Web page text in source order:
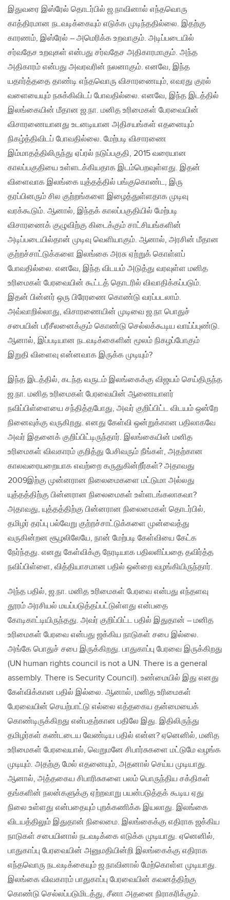
இதுவரை இஸ்ரேல் தொடர்பில் ஜ.நாவினால் எந்தவொரு
காத்திரமான நடவடிக்கையும் எடுக்க முடிந்ததில்லை. இதற்கு
காரணம், இஸ்ரேல் – அமெரிக்க உறவாகும். அடிப்படையில்
சர்வதேச உறவுகள் என்பது சர்வதேச அதிகாரமாகும். அந்த
அதிகாரம் என்பது அவரவரின் நலனாகும். எனவே, இந்த
யதார்த்ததை தாண்டி எந்தவொரு விசாரணையும், எவரது குரல்
வளையையும் நசுக்கிவிடப் போவதில்லை. எனவே, இந்த இடத்தில்
இலங்கையின் மீதான ஜ.நா. மனித உரிமைகள் பேரவையின்
விசாரணையானது ​உடனடியான அதிசயங்கள் எதனையும்
நிகழ்த்திவிடப் போவதில்லை. மேற்படி விசாரணை
இம்மாதத்திலிருந்து ஏப்ரல் நடுப்பகுதி, 2015 வரையான
காலப்பகுதியை உள்ளடக்கியதாக இடம்பெறவுள்ளது. இதன்
விளைவாக இலங்கை யுத்தத்தில் பங்குகொண்ட, இரு
தரப்பினரும் சில குற்றங்களை இழைத்துள்ளதாக முடிவு
வரக்கூடும். ஆனால், இந்தக் காலப்பகுதியில் மேற்படி
விசாரணைக் குழுவிற்கு கிடைக்கும் சாட்சியங்களின்
அடிப்படையில்தான் முடிவு வெளியாகும். ஆனால், அரசின் மீதான
குற்றச்சாட்டுக்களை இலங்கை அரசு ஏற்றுக் கொள்ளப்
போவதில்லை. எனவே, இந்த விடயம் அடுத்து வரவுள்ள மனித
உரிமைகள் பேரவையின் கூட்டத் தொடரில் விவாதிக்கப்படும்.
இதன் பின்னர் ஒரு பிரேரணை கொண்டு வரப்படலாம்.
அவ்வாறில்லாது, விசாரணையின் முடிவை ஜ.நா பொதுச்
சபையின் பரீசீலனைக்கும் கொண்டு செல்லக்கூடிய வாய்ப்புண்டு.
ஆனால், இப்படியான நடவடிக்கைளின் மூலம் நிகழப்போகும்
இறுதி விளைவு என்னவாக இருக்க முடியும்?
இந்த இடத்தில், கடந்த வருடம் இலங்கைக்கு விஜயம் செய்திருந்த
ஜ.நா. மனித உரிமைகள் பேரவையின் ஆணையாளர்
நவிப்பிள்ளையை சந்தித்தபோது, அவர் குறிப்பிட்ட விடயம் ஒன்றே
நினைவுக்கு வருகிறது. எனது கேள்வி ஒன்றுக்கான பதிலாகவே
அவர் இதனைக் குறிப்பிட்டிருந்தார். இலங்கையின் மனித
உரிமைகள் விவகாரம் குறித்து பேசிவரும் நீங்கள், அதற்கான
காலவரையறையாக எவற்றை கருதுகின்றீர்கள்? அதாவது
2009இற்கு முன்னரான நிலைமைகளை மட்டுமா அல்லது
யுத்தத்திற்கு பின்னரான நிலைமைகள் உள்ளடங்கலாகவா?
அதாவது, யுத்தத்திற்கு பின்னரான நிலைமைகள் தொடர்பில்,
தமிழர் தரப்பு பல்வேறு குற்றச்சாட்டுக்களை முன்வைத்து
வருகின்றன சூழலிலேயே, நான் மேற்படி கேள்வியை கேட்க
நேர்ந்தது. எனது கேள்விக்கு நேரடியாக பதிலளிப்பதை தவிர்த்த
நவிப்பிள்ளை, வித்தியாசமான பதில் ஒன்றை வழங்கியிருந்தார்.
அந்த பதில், ஜ.நா. மனித உரிமைகள் பேரவை என்பது எந்தளவு
தூரம் அரசியல் மயப்படுத்தப்பட்டுள்ளது என்பதை
கோடிகாட்டியிருந்தது. அவர் குறிப்பிட்ட பதில் இதுதான் – மனித
உரிமைகள் பேரவை என்பது ஜக்கிய நாடுகள் சபை இல்லை.
அங்கே பொதுச் சபை இருக்கிறது. பாதுகாப்பு பேரவை இருக்கிறது
(UN human rights council is not a UN. There is a general
assembly. There is Security Council). உண்மையில் இது எனது
கேள்விக்கான பதில் இல்லை. ஆனால், மனித உரிமைகள்
பேரவையின் செயற்பாட்டு எல்லை எத்தகைய தன்மையைக்
கொண்டிருக்கிறது என்பதற்கான பதிலே இது. இதிலிருந்து
தமிழர்கள் கண்டடைய வேண்டிய பதில் என்ன? ஏனெனில், மனித
உரிமைகள் பேரவையால், வெறுமனே சிபார்சுகளை மட்டுமே வழங்க
முடியும். அதற்கு மேல் எதனையும், அதனால் செய்ய முடியாது.
ஆனால், அத்தகைய சிபாரிசுகளை பலம் பொருந்திய சக்திகள்
தங்களின் நலன்களுக்கு ஏற்றவாறு பயன்படுத்தக் கூடிய ஏது
நிலை உள்ளது என்பதையும் புறக்கணிக்க இயலாது. இலங்கை
விடயத்திலும் இதுதான் நிலைமை. இலங்கைக்கு எதிராக ஜக்கிய
நாடுகள் சபையினால் நடவடிக்கை எடுக்க முடியாது. ஏனெனில்,
பாதுகாப்பு பேரவையின் அனுமதியின்றி இலங்கைக்கு எதிராக
எந்தவொரு நடவடிக்கையும் ஜ.நாவினால் மேற்கொள்ள முடியாது.
இலங்கை விவகாரம் பாதுகாப்பு பேரவையின் கவனத்திற்கு
கொண்டு செல்லப்படுமிடத்து, சீனா அதனை நிராகரிக்கும்.